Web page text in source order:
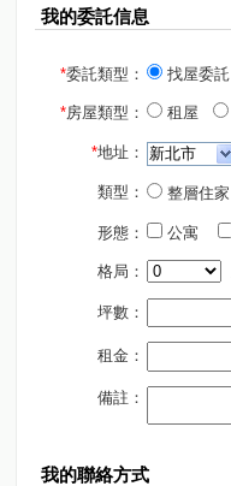
我的委託信息
*委託類型： 找屋委託
*房屋類型： 租屋
*地址：
類型： 整層住家
形態： 公寓
格局：
坪數：
租金：
備註：
我的聯絡方式